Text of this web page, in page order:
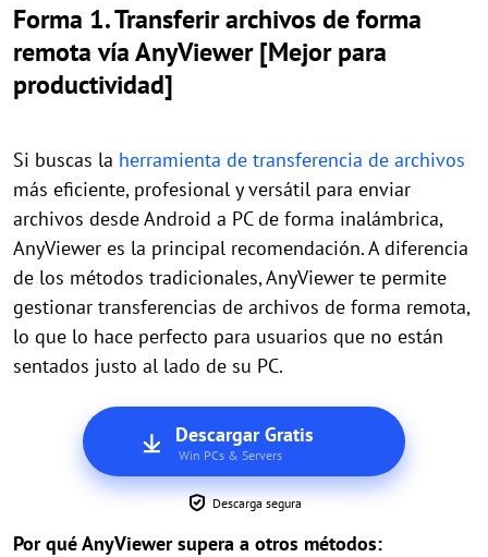
Forma 1. Transferir archivos de forma
remota vía AnyViewer [Mejor para
productividad]
Si buscas la herramienta de transferencia de archivos
más eficiente, profesional y versátil para enviar
archivos desde Android a PC de forma inalámbrica,
AnyViewer es la principal recomendación. A diferencia
de los métodos tradicionales, AnyViewer te permite
gestionar transferencias de archivos de forma remota,
lo que lo hace perfecto para usuarios que no están
sentados justo al lado de su PC.
Descargar Gratis
Win PCs & Servers
Descarga segura
Por qué AnyViewer supera a otros métodos: